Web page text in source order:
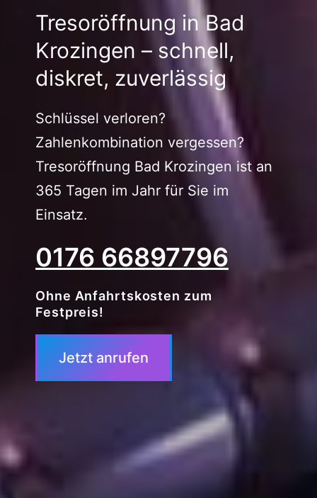
Tresoröffnung in Bad
Krozingen – schnell,
diskret, zuverlässig
Schlüssel verloren?
Zahlenkombination vergessen?
Tresoröffnung Bad Krozingen ist an
365 Tagen im Jahr für Sie im
Einsatz.
0176 66897796
Ohne Anfahrtskosten zum
Festpreis!
Jetzt anrufen